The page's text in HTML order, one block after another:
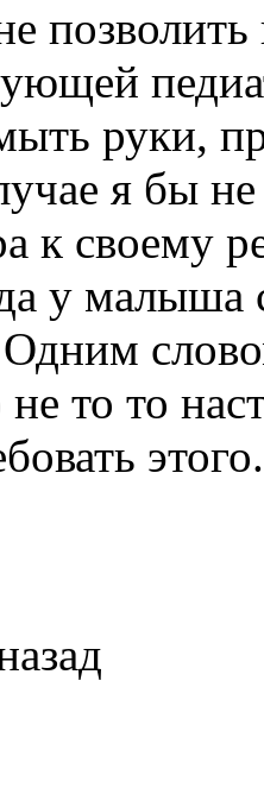
руки,
я бы не
к своему
у
то то
этого.